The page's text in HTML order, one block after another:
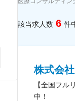
該当求人数 6 件
株式会
【全国フ
中！